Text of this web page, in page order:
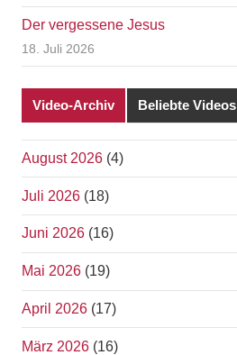
Der vergessene Jesus
18. Juli 2026
Video-Archiv Beliebte Videos
August 2026 (4)
Juli 2026 (18)
Juni 2026 (16)
Mai 2026 (19)
April 2026 (17)
März 2026 (16)